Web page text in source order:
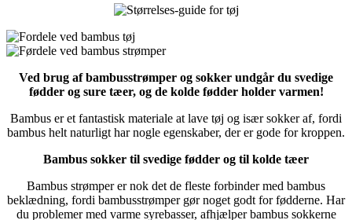
Ved brug af bambusstrømper og sokker undgår du svedige
fødder og sure tæer, og de kolde fødder holder varmen!
Bambus er et fantastisk materiale at lave tøj og især sokker af, fordi
bambus helt naturligt har nogle egenskaber, der er gode for kroppen.
Bambus sokker til svedige fødder og til kolde tæer
Bambus strømper er nok det de fleste forbinder med bambus
beklædning, fordi bambusstrømper gør noget godt for fødderne. Har
du problemer med varme syrebasser, afhjælper bambus sokkerne